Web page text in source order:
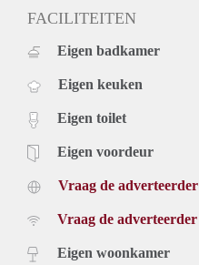
FACILITEITEN
Eigen badkamer
Eigen keuken
Eigen toilet
Eigen voordeur
Vraag de adverteerder
Vraag de adverteerder
Eigen woonkamer